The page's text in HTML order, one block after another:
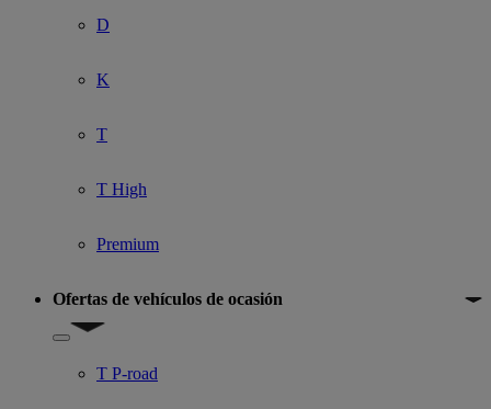
D
K
T
T High
Premium
Ofertas de vehículos de ocasión
Show submenu for Ofertas de vehículos de ocasión
T P-road